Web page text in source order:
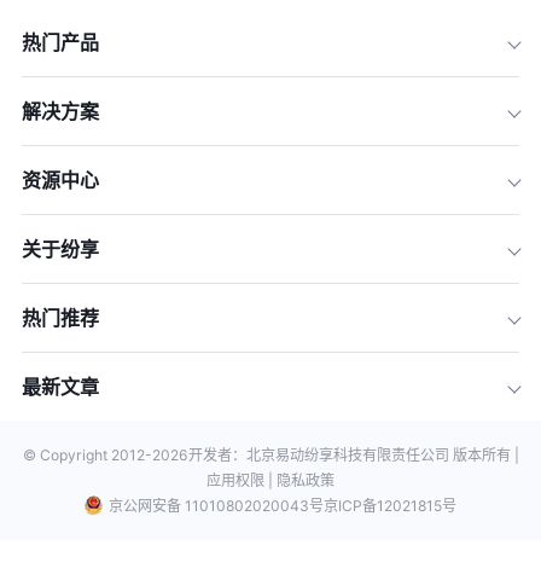
热门产品
解决方案
资源中心
关于纷享
热门推荐
最新文章
© Copyright 2012-2026开发者：北京易动纷享科技有限责任公司 版本所有 |
应用权限 |
隐私政策
京公网安备 11010802020043号京ICP备12021815号